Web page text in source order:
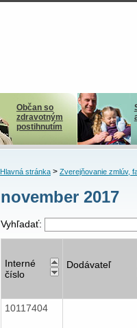
Občan so
zdravotným
postihnutím
Hlavná stránka> Zverejňovanie zmlúv,
november 2017
Vyhľadať:
Interné
číslo
Dodávateľ
10117404